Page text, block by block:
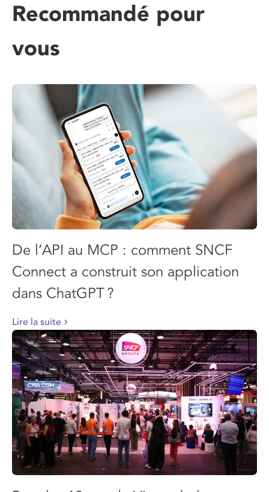
Recommandé pour
vous
De l’API au MCP : comment SNCF
Connect a construit son application
dans ChatGPT ?
Lire la suite